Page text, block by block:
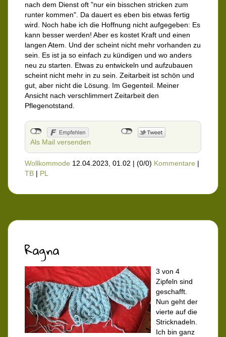
nach dem Dienst oft "nur ein bisschen stricken zum
runter kommen". Da dauert es eben bis etwas fertig
wird. Noch habe ich die Hoffnung nicht aufgegeben: Es
kann besser werden! Aber es kostet Kraft und einen
langen Atem. Und der scheint nicht mehr vorhanden zu
sein. Es ist ja so einfach zu kündigen und wo anders
neu zu starten. Etwas zu entwickeln und aufzubauen
scheint nicht mehr in zu sein. Zeitarbeit ist schön und
gut, aber nicht die Lösung. Im Gegenteil. Meiner
Ansicht nach verschlimmert Zeitarbeit den
Pflegenotstand.
Als Mail versenden
Wollkommode 12.04.2023, 01.02 | (0/0) Kommentare |
TB | PL
Ragna
3 von 4
Zipfeln sind
geschafft.
Nun geht der
vierte auf die
Stricknadeln.
Ich bin ganz